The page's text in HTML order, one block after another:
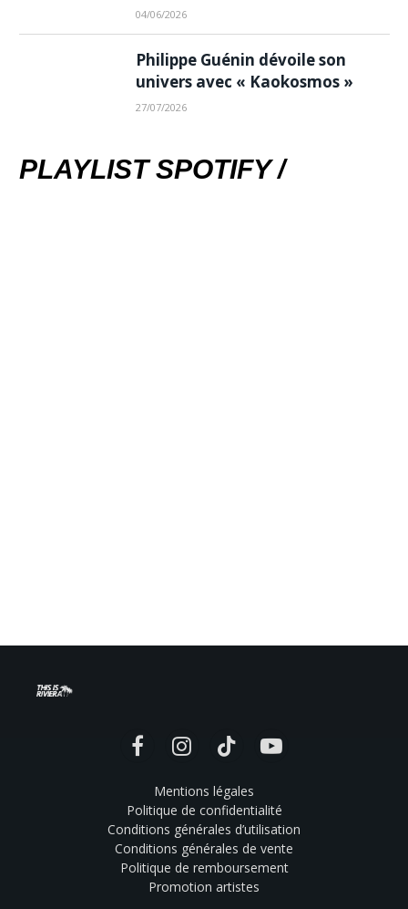
04/06/2026
Philippe Guénin dévoile son
univers avec « Kaokosmos »
27/07/2026
PLAYLIST SPOTIFY /
FacebookInstagramTikTok YouTube
Mentions légales
Politique de confidentialité
Conditions générales d’utilisation
Conditions générales de vente
Politique de remboursement
Promotion artistes